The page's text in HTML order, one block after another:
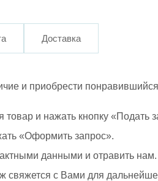
Доставка
и приобрести
и нажать кнопку «Подать
«Оформить запрос».
данными и отравить нам.
свяжется с Вами для